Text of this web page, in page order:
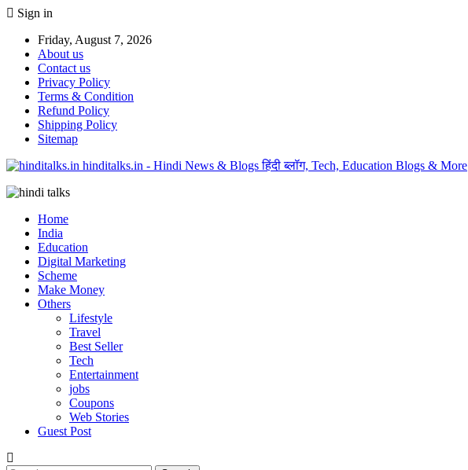
Sign in
Friday, August 7, 2026
About us
Contact us
Privacy Policy
Terms & Condition
Refund Policy
Shipping Policy
Sitemap
hinditalks.in - Hindi News & Blogs हिंदी ब्लॉग, Tech, Education Blogs & More
Home
India
Education
Digital Marketing
Scheme
Make Money
Others
Lifestyle
Travel
Best Seller
Tech
Entertainment
jobs
Coupons
Web Stories
Guest Post